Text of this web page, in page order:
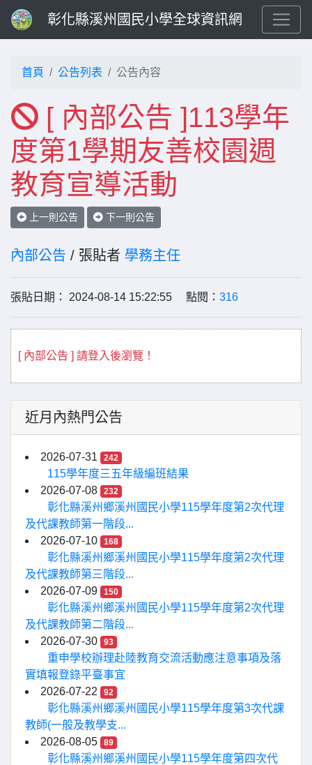
彰化縣溪州國民小學全球資訊網
首頁 公告列表 公告內容
[ 內部公告 ]113學年
度第1學期友善校園週
教育宣導活動
上一則公告 下一則公告
內部公告 / 張貼者 學務主任
張貼日期： 2024-08-14 15:22:55 點閱： 316
[ 內部公告 ] 請登入後瀏覽！
近月內熱門公告
2026-07-31 242
115學年度三五年級編班結果
2026-07-08
232
彰化縣溪州鄉溪州國民小學115學年度第2次代理
及代課教師第一階段...
2026-07-10
168
彰化縣溪州鄉溪州國民小學115學年度第2次代理
及代課教師第三階段...
2026-07-09
150
彰化縣溪州鄉溪州國民小學115學年度第2次代理
及代課教師第二階段...
2026-07-30
93
重申學校辦理赴陸教育交流活動應注意事項及落
實填報登錄平臺事宜
2026-07-22
92
彰化縣溪州鄉溪州國民小學115學年度第3次代課
教師(一般及教學支...
2026-08-05
89
彰化縣溪州鄉溪州國民小學115學年度第四次代